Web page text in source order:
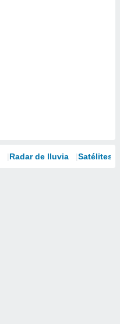
Radar de lluvia Satélites